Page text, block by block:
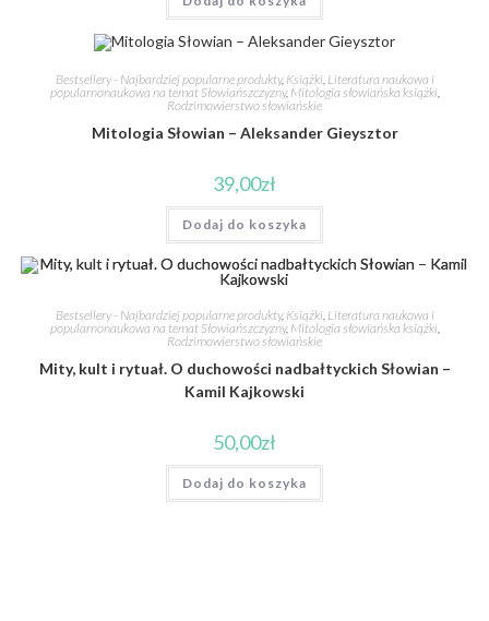
Bestsellery - Najbardziej popularne produkty, Książki, Literatura naukowa i
popularnonaukowa na temat Słowiańszczyzny, Mitologia słowiańska książki,
Rodzimowierstwo słowiańskie
Mitologia Słowian – Aleksander Gieysztor
39,00zł
Dodaj do koszyka
Bestsellery - Najbardziej popularne produkty, Książki, Literatura naukowa i
popularnonaukowa na temat Słowiańszczyzny, Mitologia słowiańska książki,
Rodzimowierstwo słowiańskie
Mity, kult i rytuał. O duchowości nadbałtyckich Słowian –
Kamil Kajkowski
50,00zł
Dodaj do koszyka